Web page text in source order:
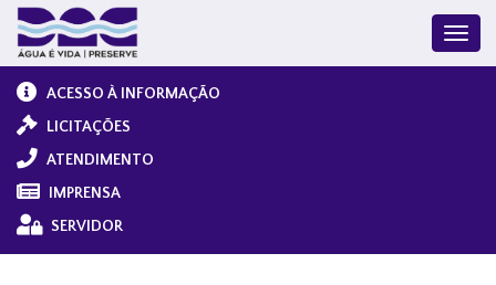
ACESSO À INFORMAÇÃO
LICITAÇÕES
ATENDIMENTO
IMPRENSA
SERVIDOR